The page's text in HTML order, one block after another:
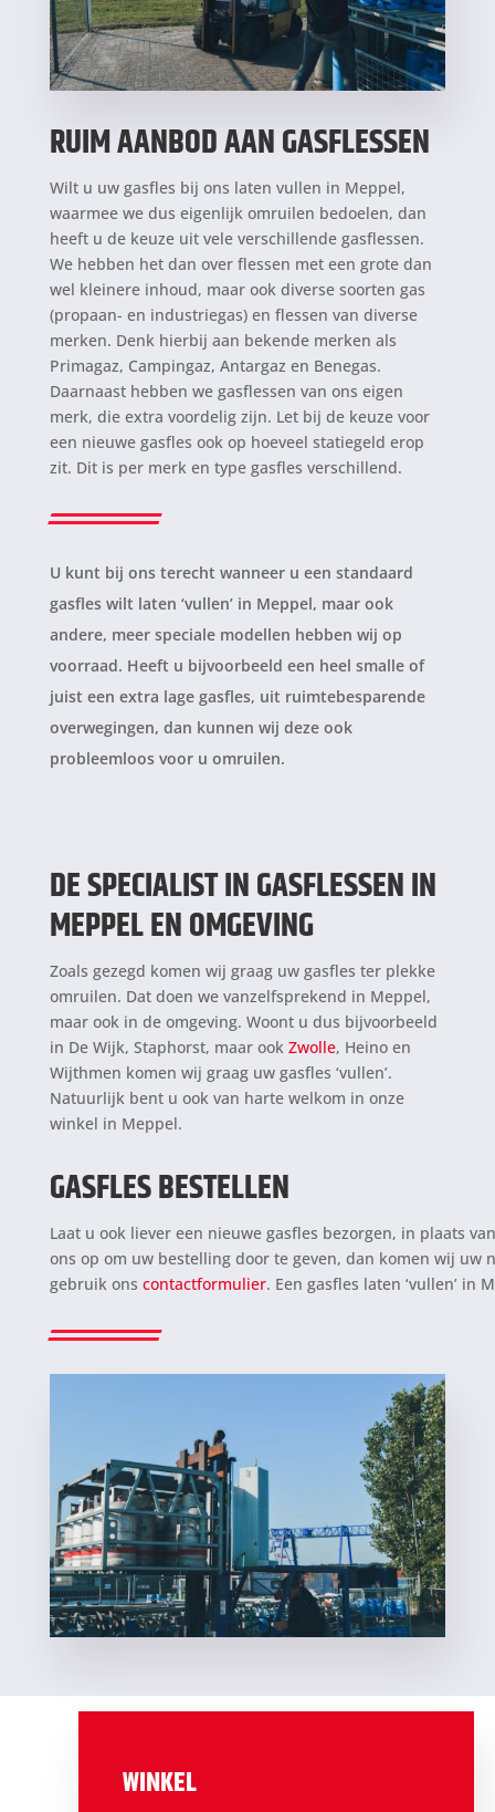
RUIM AANBOD AAN GASFLESSEN
Wilt u uw gasfles bij ons laten vullen in Meppel,
waarmee we dus eigenlijk omruilen bedoelen, dan
heeft u de keuze uit vele verschillende gasflessen.
We hebben het dan over flessen met een grote dan
wel kleinere inhoud, maar ook diverse soorten gas
(propaan- en industriegas) en flessen van diverse
merken. Denk hierbij aan bekende merken als
Primagaz, Campingaz, Antargaz en Benegas.
Daarnaast hebben we gasflessen van ons eigen
merk, die extra voordelig zijn. Let bij de keuze voor
een nieuwe gasfles ook op hoeveel statiegeld erop
zit. Dit is per merk en type gasfles verschillend.
U kunt bij ons terecht wanneer u een standaard
gasfles wilt laten ‘vullen’ in Meppel, maar ook
andere, meer speciale modellen hebben wij op
voorraad. Heeft u bijvoorbeeld een heel smalle of
juist een extra lage gasfles, uit ruimtebesparende
overwegingen, dan kunnen wij deze ook
probleemloos voor u omruilen.
DE SPECIALIST IN GASFLESSEN IN
MEPPEL EN OMGEVING
Zoals gezegd komen wij graag uw gasfles ter plekke
omruilen. Dat doen we vanzelfsprekend in Meppel,
maar ook in de omgeving. Woont u dus bijvoorbeeld
in De Wijk, Staphorst, maar ook Zwolle, Heino en
Wijthmen komen wij graag uw gasfles ‘vullen’.
Natuurlijk bent u ook van harte welkom in onze
winkel in Meppel.
GASFLES BESTELLEN
Laat u ook liever een nieuwe gasfles bezorgen, in plaats
ons op om uw bestelling door te geven, dan komen wij
gebruik ons contactformulier. Een gasfles laten ‘vullen’ in
WINKEL